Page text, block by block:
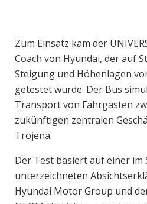
Zum Einsatz kam der
Coach von Hyundai, der auf
Steigung und Höhenlagen
getestet wurde. Der Bus
Transport von Fahrgästen
zukünftigen zentralen
Trojena.
Der Test basiert auf einer im
unterzeichneten
Hyundai Motor Group und